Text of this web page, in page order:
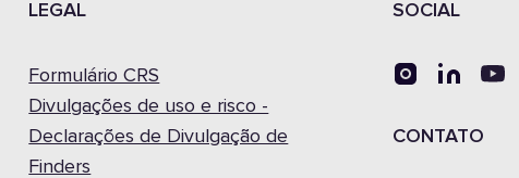
LEGAL
Formulário CRS
Divulgações de uso e risco -
Declarações de Divulgação de
Finders
SOCIAL
CONTATO